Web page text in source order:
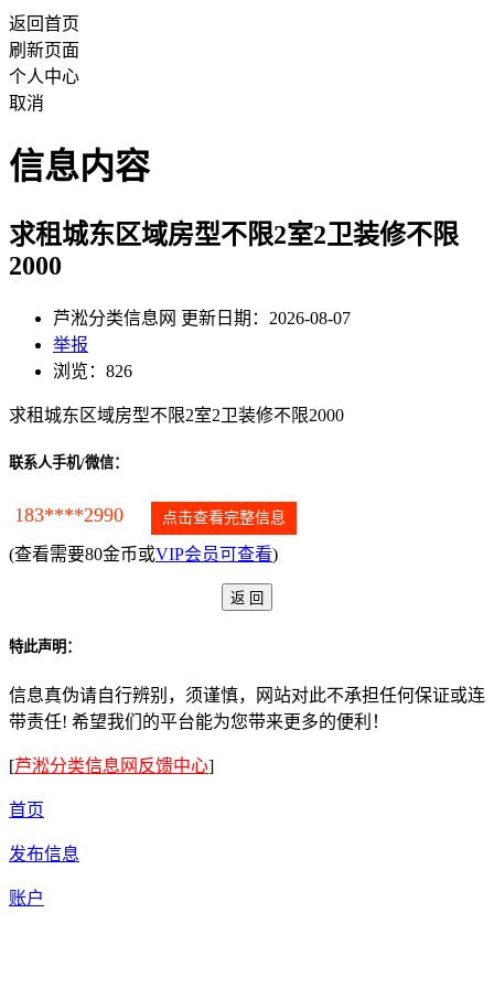
返回首页
刷新页面
个人中心
取消
信息内容
求租城东区域房型不限2室2卫装修不限
2000
芦淞分类信息网 更新日期：2026-08-07
举报
浏览：826
求租城东区域房型不限2室2卫装修不限2000
联系人手机/微信：
183****2990 点击查看完整信息
(查看需要80金币或VIP会员可查看)
特此声明：
信息真伪请自行辨别，须谨慎，网站对此不承担任何保证或连
带责任! 希望我们的平台能为您带来更多的便利！
[芦淞分类信息网反馈中心]
首页
发布信息
账户